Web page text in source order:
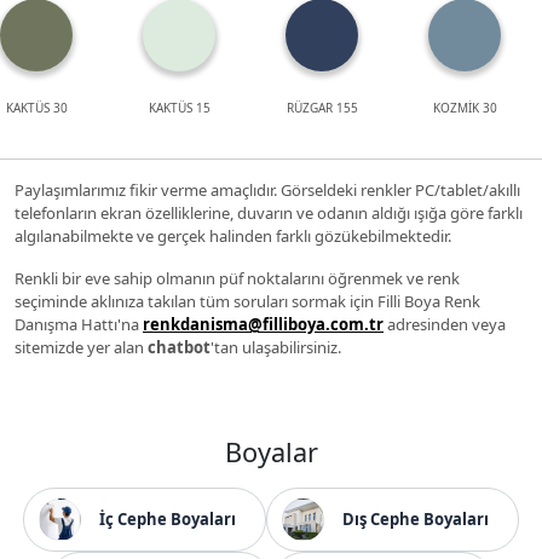
KAKTÜS 30 KAKTÜS 15 RÜZGAR 155 KOZMİK 30
Paylaşımlarımız fikir verme amaçlıdır. Görseldeki renkler PC/tablet/akıllı
telefonların ekran özelliklerine, duvarın ve odanın aldığı ışığa göre farklı
algılanabilmekte ve gerçek halinden farklı gözükebilmektedir.
Renkli bir eve sahip olmanın püf noktalarını öğrenmek ve renk
seçiminde aklınıza takılan tüm soruları sormak için Filli Boya Renk
Danışma Hattı'na renkdanisma@filliboya.com.tradresinden veya
sitemizde yer alan chatbot'tan ulaşabilirsiniz.
Boyalar
İç Cephe Boyaları Dış Cephe Boyaları